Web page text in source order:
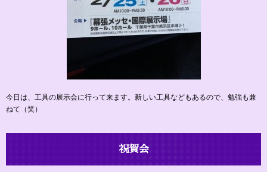
今日は、工具の展示会に行って来ます。新しい工具などもあるので、勉強も兼
ねて（笑）
祝賀会